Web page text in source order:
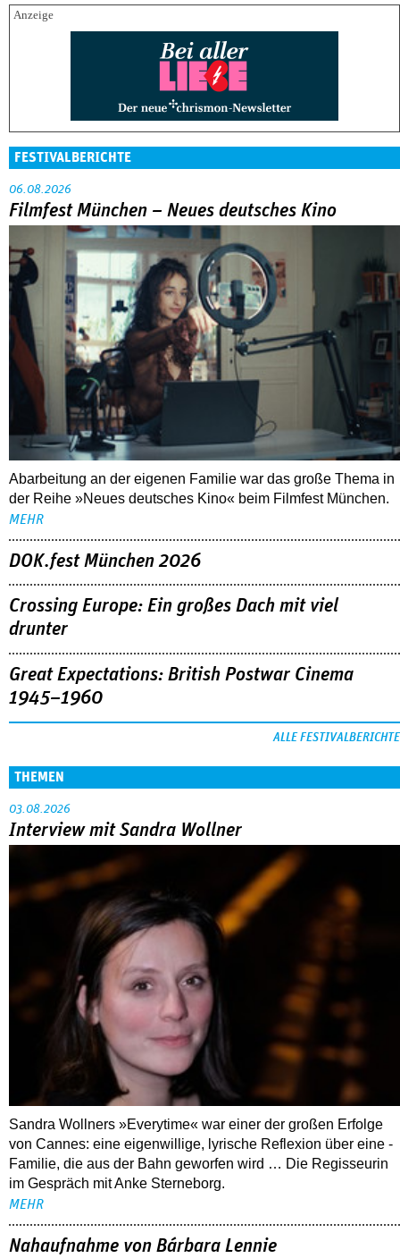
FESTIVALBERICHTE
06.08.2026
Filmfest München – Neues deutsches Kino
Abarbeitung an der eigenen Familie war das große Thema in
der Reihe »Neues deutsches Kino« beim Filmfest München.
MEHR
DOK.fest München 2026
Crossing Europe: Ein großes Dach mit viel
drunter
Great Expectations: British Postwar Cinema
1945–1960
ALLE FESTIVALBERICHTE
THEMEN
03.08.2026
Interview mit Sandra Wollner
Sandra Wollners »Everytime« war einer der großen Erfolge
von Cannes: eine eigenwillige, lyrische Reflexion über eine ­
Familie, die aus der Bahn geworfen wird … Die Regisseurin
im Gespräch mit Anke Sterneborg.
MEHR
Nahaufnahme von Bárbara Lennie